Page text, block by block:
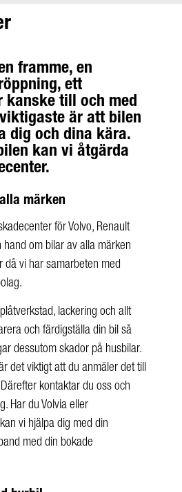
framme, en
ett
kanske till och med
är att bilen
dig och dina kära.
kan vi åtgärda
märken
för Volvo, Renault
hand om bilar av alla märken
då vi har samarbeten med
lackering och allt
och färdigställa din bil så
dessutom skador på husbilar.
det viktigt att du anmäler det till
kontaktar du oss och
Har du Volvia eller
vi hjälpa dig med din
med din bokade